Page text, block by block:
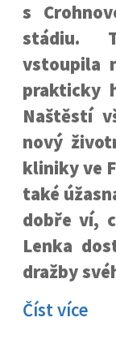
s
stádiu.
vstoupila
prakticky
Naštěstí
nový
kliniky ve
také
dobře ví,
Lenka
dražby
Číst více